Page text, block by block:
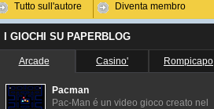
Tutto sull'autore Diventa membro
I GIOCHI SU PAPERBLOG
Arcade Casino' Rompicapo
Pacman
Pac-Man é un video gioco creato nel